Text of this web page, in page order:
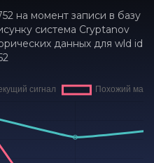
на момент записи в базу
система Cryptanov
данных для wld id